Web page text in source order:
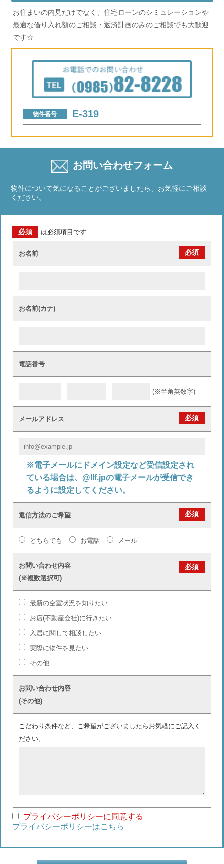
お住まいの内見だけでなく、住宅ローンのシミュレーションや
最適な借り入れ額のご相談・返済計画のみのご相談でも大歓迎
です☆
物件番号 E-319
お問い合わせフォーム
物件について気になることがございましたら、お気軽にご相談
ください。
必須 は必須項目です
お名前 必須
お名前(カナ)
電話番号
- - (※半角英数字)
メールアドレス 必須
※電子メールにドメイン設定など受信設定され
ている場合は、@llf.jpの電子メールが受信でき
るように設定してください。
返信方法のご希望 必須
どちらでも お電話 メール
お問い合わせ内容
(※複数選択可)
必須
最新の空室状況を知りたい
お店(不動産会社)に行きたい
入居に関して相談したい
実際に物件を見たい
その他
お問い合わせ内容
(その他)
こだわり条件など、ご希望がございましたらお気軽にご記入く
ださい。
プライバシーポリシーに同意する
プライバシーポリシーはこちら